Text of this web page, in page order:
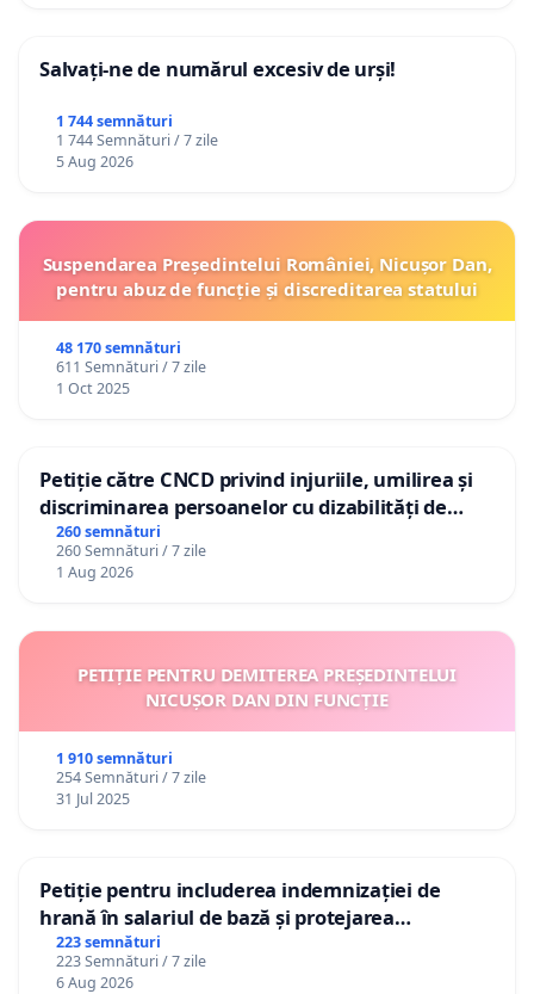
Salvați-ne de numărul excesiv de urși!
1 744 semnături
1 744 Semnături / 7 zile
5 Aug 2026
Suspendarea Președintelui României, Nicușor Dan,
pentru abuz de funcție și discreditarea statului
48 170 semnături
611 Semnături / 7 zile
1 Oct 2025
Petiție către CNCD privind injuriile, umilirea și
discriminarea persoanelor cu dizabilități de
către utilizatorul TikTok „Gorici”
260 semnături
260 Semnături / 7 zile
1 Aug 2026
PETIȚIE PENTRU DEMITEREA PREȘEDINTELUI
NICUȘOR DAN DIN FUNCȚIE
1 910 semnături
254 Semnături / 7 zile
31 Jul 2025
Petiție pentru includerea indemnizației de
hrană în salariul de bază și protejarea
gradațiilor de vechime pentru asistenții
personali
223 semnături
223 Semnături / 7 zile
6 Aug 2026